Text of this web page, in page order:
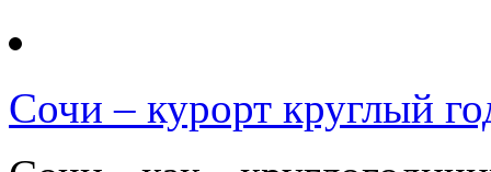
Сочи – курорт круглый